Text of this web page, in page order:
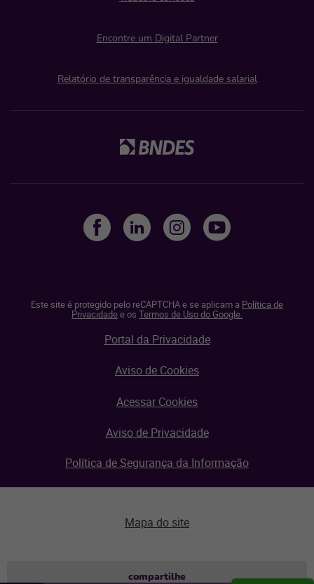
compartilhe
Encontre um Digital Partner
Relatório de transparência e igualdade salarial
Este site é protegido pelo reCAPTCHA e se aplicam a Política de
Privacidadee os Termos de Uso do Google.
Portal da Privacidade
Aviso de Cookies
Acessar Cookies
Aviso de Privacidade
Política de Segurança da Informação
Mapa do site